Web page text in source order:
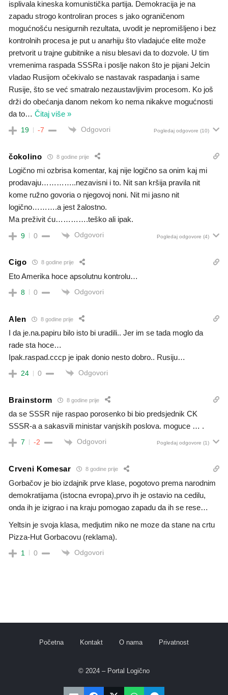
isplivala kineska komunistička partija. Demokracija je na
zapadu strogo kontroliran proces s jako ograničenom
mogućnošću nesigurnih rezultata, uvodit je nepromišljeno i bez
kontrolnih procesa je put u anarhiju što vladajuće elite može
pretvorit u trajne gubitnike a nisu blesavi da to dozvole. U tim
vremenima raspada SSSRa i poslje nakon što je pijani Jelcin
vladao Rusijom očekivalo se nastavak raspadanja i same
Rusije, što se već smatralo nezaustavljivim procesom. Ko još
drži do obećanja danom nekom ko nema nikakve mogućnosti
da to… Čitaj više »
19 -7 Odgovori Pogledaj odgovore (10)
čokolino 8 godine prije
Logično mi ozbrisa komentar, kaj nije logično sa onim kaj mi
prodavaju…………..nezavisni i to. Nit san kršija pravila nit
kome ružno govoria o njegovoj noni. Nit mi jasno nit
logično……….a jest žalostno.
Ma preživit ću………….teško ali ipak.
9 0 Odgovori Pogledaj odgovore (4)
Cigo 8 godine prije
Eto Amerika hoce apsolutnu kontrolu…
8 0 Odgovori
Alen 8 godine prije
I da je.na.papiru bilo isto bi uradili.. Jer im se tada moglo da
rade sta hoce…
Ipak.raspad.cccp je ipak donio nesto dobro.. Rusiju…
24 0 Odgovori
Brainstorm 8 godine prije
da se SSSR nije raspao porosenko bi bio predsjednik CK
SSSR-a a sakasvili ministar vanjskih poslova. moguce … .
7 -2 Odgovori Pogledaj odgovore (1)
Crveni Komesar 8 godine prije
Gorbačov je bio izdajnik prve klase, pogotovo prema narodnim
demokratijama (istocna evropa),prvo ih je ostavio na cedilu,
onda ih je izigrao i na kraju pomogao zapadu da ih se rese…
Yeltsin je svoja klasa, medjutim niko ne moze da stane na crtu
Pizza-Hut Gorbacovu (reklama).
1 0 Odgovori
Početna Kontakt O nama Privatnost
© 2024 – Portal Logično